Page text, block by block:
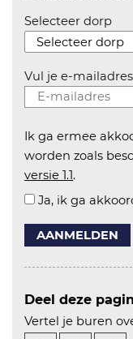
Selecteer dorp
Vul je e-
Ik ga ermee
worden zoals
versie 1.1.
Ja, ik ga
AANMELDEN
Deel deze
Vertel je buren